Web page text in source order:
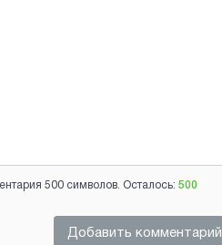
500 символов. Осталось: 500
Добавить комментарий